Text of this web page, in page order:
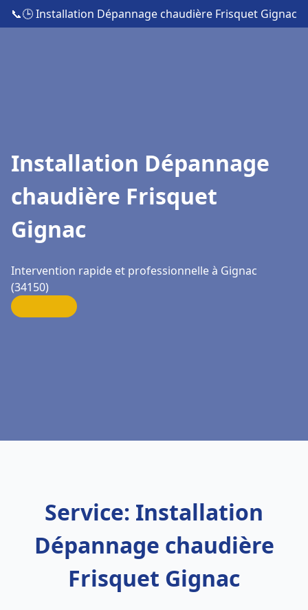
📞🕒 Installation Dépannage chaudière Frisquet Gignac
Installation Dépannage
chaudière Frisquet
Gignac
Intervention rapide et professionnelle à Gignac
(34150)
Service: Installation
Dépannage chaudière
Frisquet Gignac